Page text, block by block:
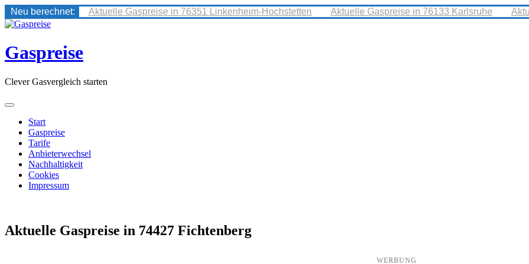
Neu berechnet: Aktuelle Gaspreise in 76351 Linkenheim-Hochstetten Aktuelle Gaspreise in 76133 Karlsruhe
Skip
content
Gaspreise
Clever Gasvergleich starten
Start
Gaspreise
Tarife
Anbieterwechsel
Nachhaltigkeit
Cookies
Impressum
Aktuelle Gaspreise in 74427 Fichtenberg
WERBUNG